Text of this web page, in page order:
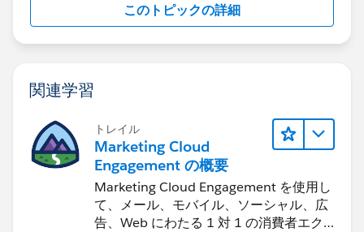
このトピックの詳細
関連学習
トレイル
Marketing Cloud
Engagement の概要
Marketing Cloud Engagement を使用し
て、メール、モバイル、ソーシャル、広
告、Web にわたる 1 対 1 の消費者エク